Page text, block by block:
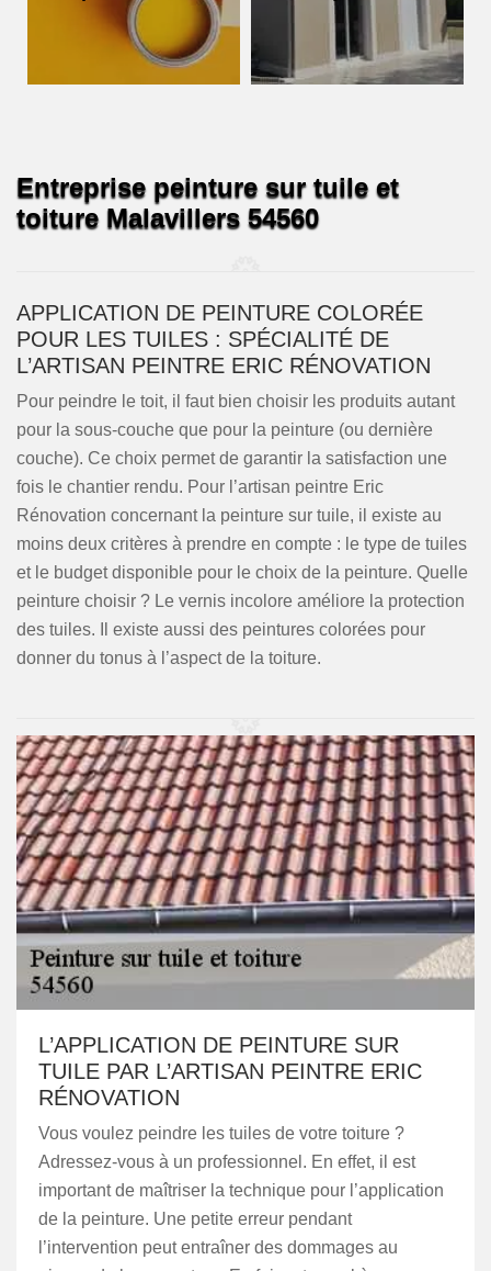
Entreprise peinture sur tuile et
toiture Malavillers 54560
APPLICATION DE PEINTURE COLORÉE
POUR LES TUILES : SPÉCIALITÉ DE
L’ARTISAN PEINTRE ERIC RÉNOVATION
Pour peindre le toit, il faut bien choisir les produits autant
pour la sous-couche que pour la peinture (ou dernière
couche). Ce choix permet de garantir la satisfaction une
fois le chantier rendu. Pour l’artisan peintre Eric
Rénovation concernant la peinture sur tuile, il existe au
moins deux critères à prendre en compte : le type de tuiles
et le budget disponible pour le choix de la peinture. Quelle
peinture choisir ? Le vernis incolore améliore la protection
des tuiles. Il existe aussi des peintures colorées pour
donner du tonus à l’aspect de la toiture.
L’APPLICATION DE PEINTURE SUR
TUILE PAR L’ARTISAN PEINTRE ERIC
RÉNOVATION
Vous voulez peindre les tuiles de votre toiture ?
Adressez-vous à un professionnel. En effet, il est
important de maîtriser la technique pour l’application
de la peinture. Une petite erreur pendant
l’intervention peut entraîner des dommages au